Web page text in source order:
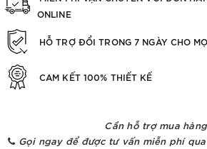
ONLINE
HỖ TRỢ ĐỔI TRONG 7 NGÀY CHO
CAM KẾT 100% THIẾT KẾ
Cần hỗ trợ mua
Gọi ngay để được tư vấn miễn phí